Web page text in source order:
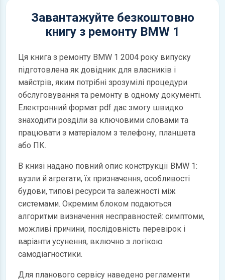
Завантажуйте безкоштовно
книгу з ремонту BMW 1
Ця книга з ремонту BMW 1 2004 року випуску
підготовлена як довідник для власників і
майстрів, яким потрібні зрозумілі процедури
обслуговування та ремонту в одному документі.
Електронний формат pdf дає змогу швидко
знаходити розділи за ключовими словами та
працювати з матеріалом з телефону, планшета
або ПК.
В книзі надано повний опис конструкції BMW 1:
вузли й агрегати, їх призначення, особливості
будови, типові ресурси та залежності між
системами. Окремим блоком подаються
алгоритми визначення несправностей: симптоми,
можливі причини, послідовність перевірок і
варіанти усунення, включно з логікою
самодіагностики.
Для планового сервісу наведено регламенти